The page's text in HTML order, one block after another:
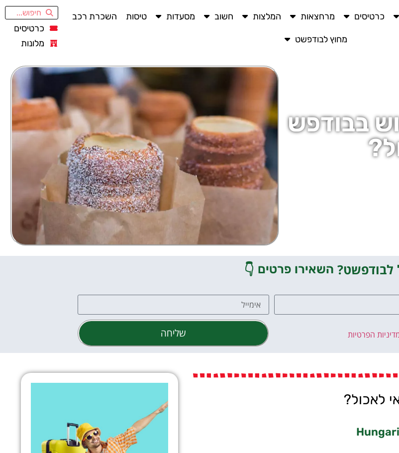
כרטיסים מרחצאות המלצות חשוב מסעדות טיסות השכרת רכב
מחוץ לבודפשט
כרטיסים
מלונות
בבודפש
לבודפשט? השאירו פרטים 👇
הפרטיות שליחה
לאכול?